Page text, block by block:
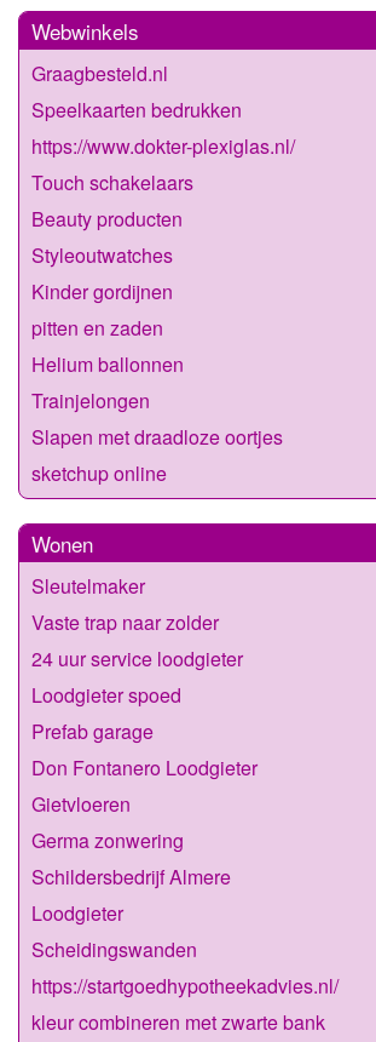
Webwinkels
Graagbesteld.nl
Speelkaarten bedrukken
https://www.dokter-plexiglas.nl/
Touch schakelaars
Beauty producten
Styleoutwatches
Kinder gordijnen
pitten en zaden
Helium ballonnen
Trainjelongen
Slapen met draadloze oortjes
sketchup online
Wonen
Sleutelmaker
Vaste trap naar zolder
24 uur service loodgieter
Loodgieter spoed
Prefab garage
Don Fontanero Loodgieter
Gietvloeren
Germa zonwering
Schildersbedrijf Almere
Loodgieter
Scheidingswanden
https://startgoedhypotheekadvies.nl/
kleur combineren met zwarte bank